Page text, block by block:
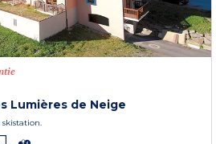
Lumières de Neige